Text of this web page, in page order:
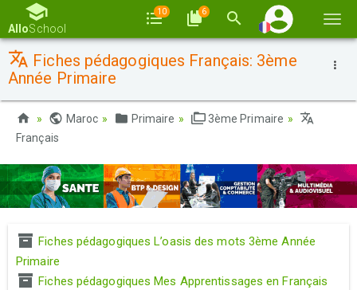
la
AlloSchool
10 6
Fiches pédagogiques Français: 3ème
Année Primaire
Maroc Primaire
3ème Primaire
Français
Fiches pédagogiques L’oasis des mots 3ème Année
Primaire
Fiches pédagogiques Mes Apprentissages en Français